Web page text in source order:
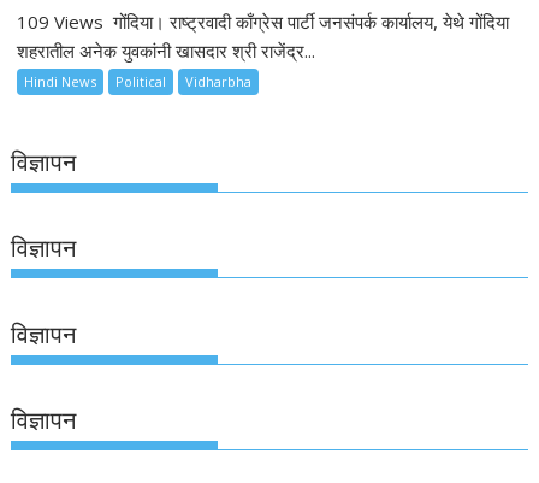
109 Views गोंदिया। राष्ट्रवादी काँग्रेस पार्टी जनसंपर्क कार्यालय, येथे गोंदिया
शहरातील अनेक युवकांनी खासदार श्री राजेंद्र...
Hindi News Political Vidharbha
विज्ञापन
विज्ञापन
विज्ञापन
विज्ञापन